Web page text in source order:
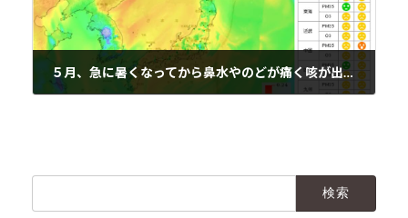
５月、急に暑くなってから鼻水やのどが痛く咳が出たらこちら